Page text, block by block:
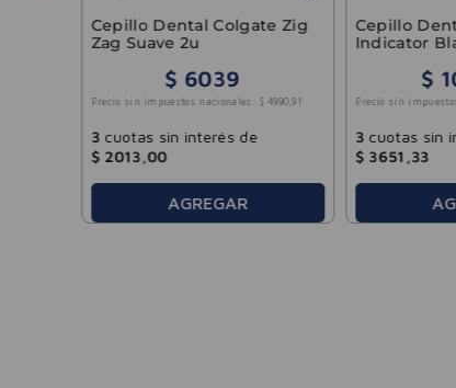
Cepillo Dental Colgate Zig
Zag Suave 2u
$ 6039
Precio sin impuestos nacionales: $ 4990 ,91
3 cuotas sin interés de
$ 2013 ,00
AGREGAR
Cepillo
Indicator
$
Precio sin
3 cuotas sin
$ 3651 33